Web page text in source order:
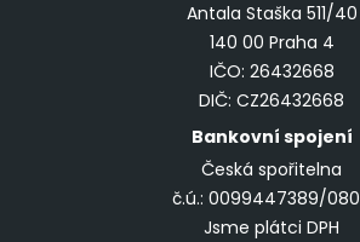
Antala Staška 511/40
140 00 Praha 4
IČO: 26432668
DIČ: CZ26432668
Bankovní spojení
Česká spořitelna
č.ú.: 0099447389/
Jsme plátci DPH